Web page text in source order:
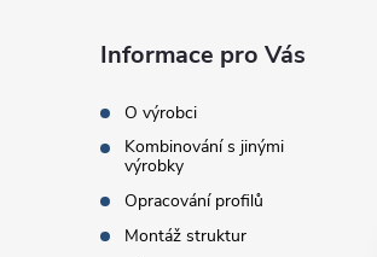
Informace pro Vás
O výrobci
Kombinování s jinými
výrobky
Opracování profilů
Montáž struktur